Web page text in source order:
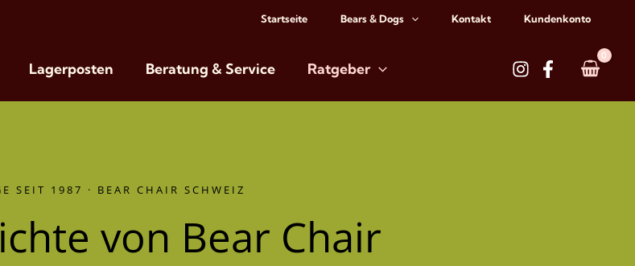
Startseite Bears & Dogs Kontakt Kundenkonto
Lagerposten Beratung & Service Ratgeber
SEIT 1987 · BEAR CHAIR SCHWEIZ
von Bear Chair